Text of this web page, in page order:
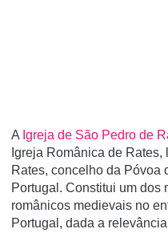
A Igreja de São Pedro de
Igreja Românica de
Rates, concelho da Póvoa
Portugal. Constitui um dos
românicos medievais no
Portugal, dada a